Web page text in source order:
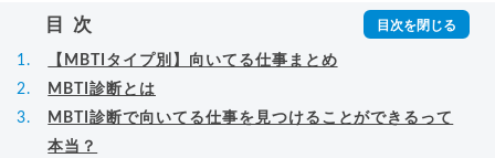
」の総再生回数は2,000
成功する転職面接」「キャリア
ロジック」
▸詳細プロフィール
目次
【MBTIタイプ別】向いてる仕事まとめ
MBTI診断とは
MBTI診断で向いてる仕事を見つけることができるって
本当？